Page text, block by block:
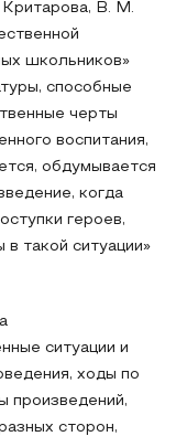
В. М.
школьников»
способные
черты
воспитания,
обдумывается
когда
героев,
такой ситуации»
ситуации и
ходы по
произведений,
сторон,